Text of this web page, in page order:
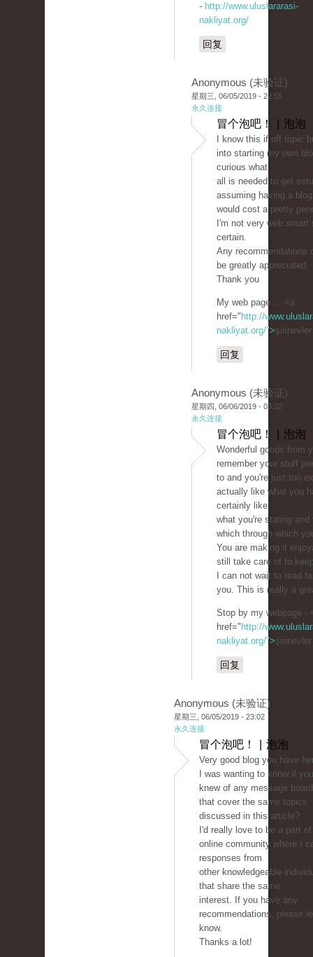
- http://www.uluslararasi-
nakliyat.org/
回复
Anonymous (未验证)
星期三, 06/05/2019 - 22:55
永久连接
冒个泡吧！ | 泡泡
I know this if off topic
into starting my own
curious what
all is needed to get
assuming having a
would cost a pretty
I'm not very web
certain.
Any recommendations
be greatly appreciated.
Thank you
My web page ... <a
href=" http://
nakliyat.org/">
回复
Anonymous (未验证)
星期四, 06/06/2019 - 03:32
永久连接
冒个泡吧！ | 泡泡
Wonderful goods from
remember your stuff
to and you're just too
actually like what you
certainly like
what you're stating and
which through which
You are making it
still take care of to
I can not wait to read
you. This is really a
Stop by my webpage -
href=" http://
nakliyat.org/">
回复
Anonymous (未验证)
星期三, 06/05/2019 - 23:02
永久连接
冒个泡吧！ | 泡泡
Very good blog you have
I was wanting to know if you
knew of any message
that cover the same topics
discussed in this article?
I'd really love to be a part of
online community where I
responses from
other knowledgeable
that share the same
interest. If you have any
recommendations, please
know.
Thanks a lot!